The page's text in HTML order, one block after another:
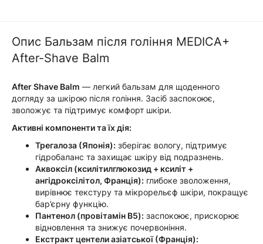
Опис Бальзам після гоління MEDICA+
After-Shave Balm
After Shave Balm — легкий бальзам для щоденного
догляду за шкірою після гоління. Засіб заспокоює,
зволожує та підтримує комфорт шкіри.
Активні компоненти та їх дія:
Трегалоза (Японія): зберігає вологу, підтримує
гідробаланс та захищає шкіру від подразнень.
Аквоксіл (ксилітилглюкозид + ксиліт +
ангідроксілітол, Франція): глибоке зволоження,
вирівнює текстуру та мікрорельєф шкіри, покращує
бар’єрну функцію.
Пантенол (провітамін B5): заспокоює, прискорює
відновлення та знижує почервоніння.
Екстракт центели азіатської (Франція):